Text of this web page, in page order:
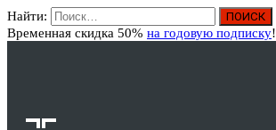
Найти:
Временная скидка 50% на годовую подписку!